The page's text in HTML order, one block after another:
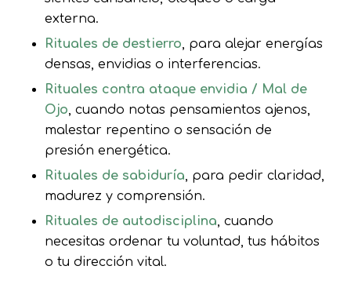
externa.
Rituales de destierro, para alejar energías
densas, envidias o interferencias.
Rituales contra ataque envidia / Mal de
Ojo, cuando notas pensamientos ajenos,
malestar repentino o sensación de
presión energética.
Rituales de sabiduría, para pedir claridad,
madurez y comprensión.
Rituales de autodisciplina, cuando
necesitas ordenar tu voluntad, tus hábitos
o tu dirección vital.